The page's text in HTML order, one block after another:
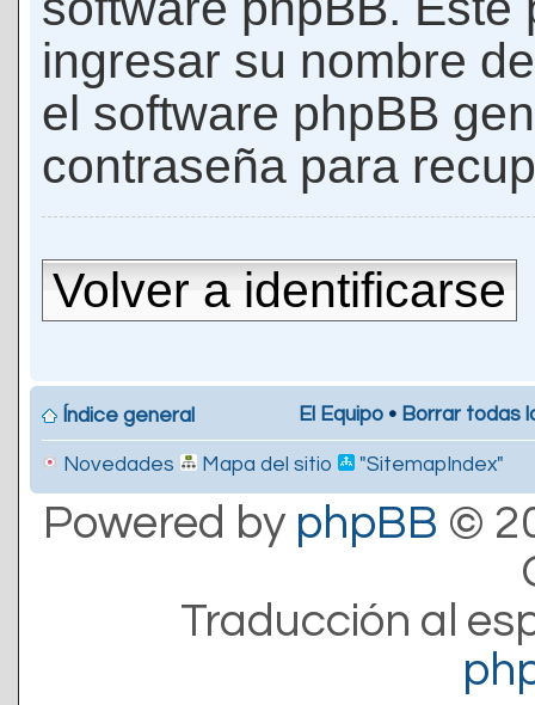
ingresar su nombre
el software phpBB
contraseña para
Volver a identificarse
Índice general El Equipo • Borrar todas
Novedades Mapa del sitio "SitemapIndex"
Powered by phpBB ©
Traducción al